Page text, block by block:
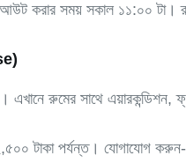
আউট করার সময় সকাল ১১:০০
এখানে রুমের সাথে
টাকা পর্যন্ত। যোগাযোগ